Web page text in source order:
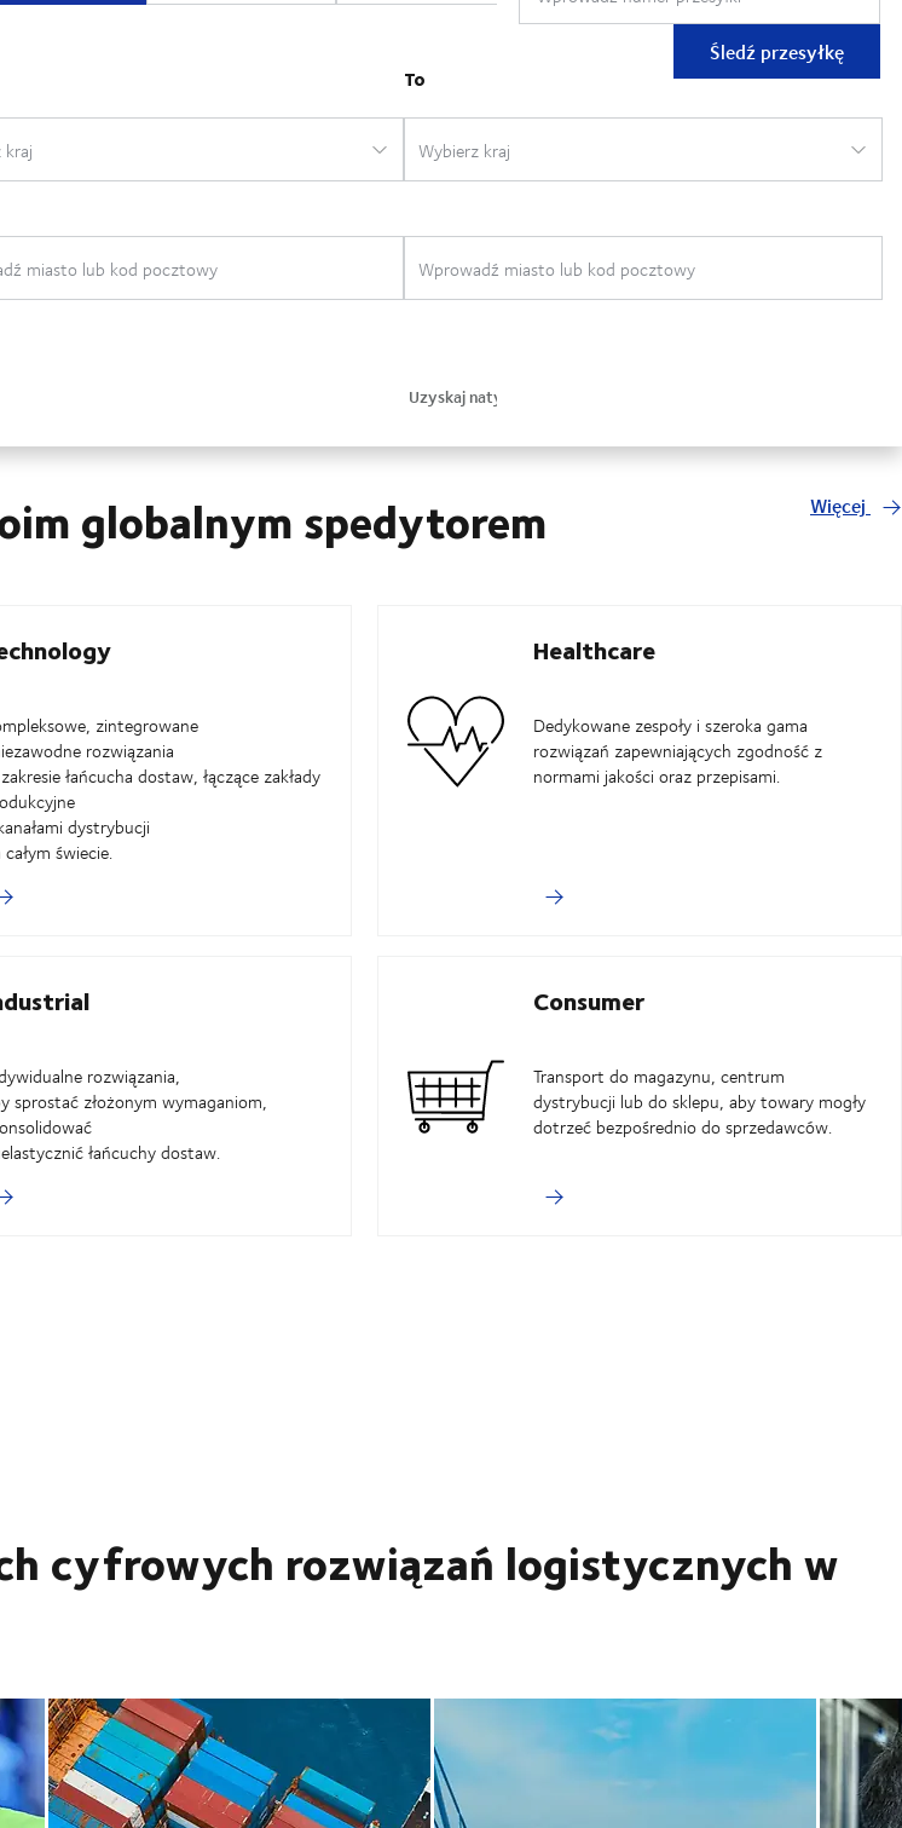
Śledź przesyłkę
globalnym spedytorem Więcej
zintegrowane
rozwiązania
łańcucha dostaw, łączące zakłady
dystrybucji
całym świecie.
Healthcare
Dedykowane zespoły i szeroka gama
rozwiązań zapewniających zgodność z
normami jakości oraz przepisami.
rozwiązania,
sprostać złożonym wymaganiom,
łańcuchy dostaw.
Consumer
Transport do magazynu, centrum
dystrybucji lub do sklepu, aby towary mogły
dotrzeć bezpośrednio do sprzedawców.
cyfrowych rozwiązań logistycznych w